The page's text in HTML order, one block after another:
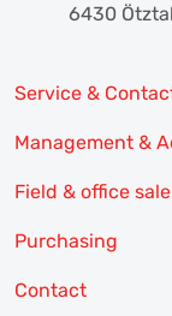
6430
Service &
Management &
Field & office
Purchasing
Contact